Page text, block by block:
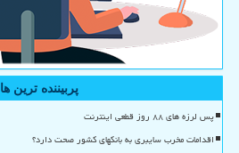
پربیننده ترین ها
پس لرزه های ۸۸ روز قطعی اینترنت
اقدامات مخرب سایبری به بانکهای کشور صحت دارد؟